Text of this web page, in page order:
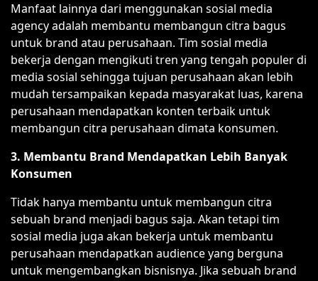
Manfaat lainnya dari menggunakan sosial media
agency adalah membantu membangun citra bagus
untuk brand atau perusahaan. Tim sosial media
bekerja dengan mengikuti tren yang tengah populer di
media sosial sehingga tujuan perusahaan akan lebih
mudah tersampaikan kepada masyarakat luas, karena
perusahaan mendapatkan konten terbaik untuk
membangun citra perusahaan dimata konsumen.
3. Membantu Brand Mendapatkan Lebih Banyak
Konsumen
Tidak hanya membantu untuk membangun citra
sebuah brand menjadi bagus saja. Akan tetapi tim
sosial media juga akan bekerja untuk membantu
perusahaan mendapatkan audience yang berguna
untuk mengembangkan bisnisnya. Jika sebuah brand